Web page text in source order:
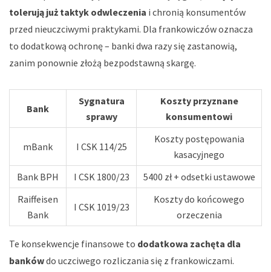
tolerują już taktyk odwleczenia i chronią konsumentów
przed nieuczciwymi praktykami. Dla frankowiczów oznacza
to dodatkową ochronę – banki dwa razy się zastanowią,
zanim ponownie złożą bezpodstawną skargę.
Bank
Sygnatura
sprawy
Koszty przyznane
konsumentowi
mBank I CSK 114/25
Koszty postępowania
kasacyjnego
Bank BPH
I CSK 1800/23
5400 zł + odsetki ustawowe
Raiffeisen
Bank
I CSK 1019/23
Koszty do końcowego
orzeczenia
Te konsekwencje finansowe to dodatkowa zachęta dla
bankówdo uczciwego rozliczania się z frankowiczami.